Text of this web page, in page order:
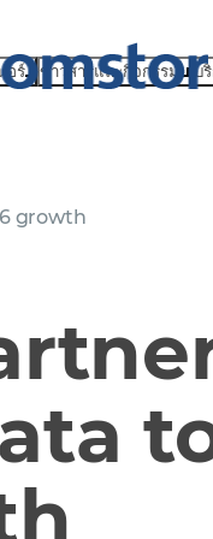
อร์ ข่าวสารและกิจกรรม บ
growth